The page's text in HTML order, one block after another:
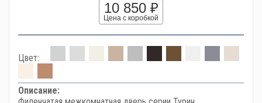
10 850 ₽
Цена с коробкой
Цвет:
Описание: